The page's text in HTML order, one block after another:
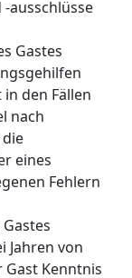
ausschlüsse
Gastes
den Fällen
nach
eines
Fehlern
Jahren von
Kenntnis